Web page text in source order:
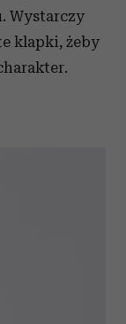
Wystarczy
klapki, żeby